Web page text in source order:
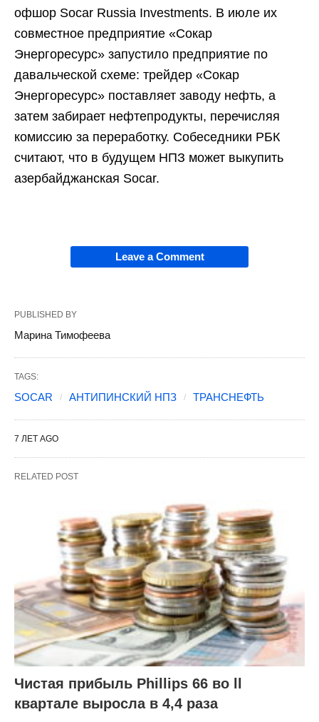
офшор Socar Russia Investments. В июле их
совместное предприятие «Сокар
Энергоресурс» запустило предприятие по
давальческой схеме: трейдер «Сокар
Энергоресурс» поставляет заводу нефть, а
затем забирает нефтепродукты, перечисляя
комиссию за переработку. Собеседники РБК
считают, что в будущем НПЗ может выкупить
азербайджанская Socar.
Leave a Comment
PUBLISHED BY
Марина Тимофеева
TAGS:
SOCAR АНТИПИНСКИЙ НПЗ ТРАНСНЕФТЬ
7 ЛЕТ AGO
RELATED POST
Чистая прибыль Phillips 66 во ll
квартале выросла в 4,4 раза